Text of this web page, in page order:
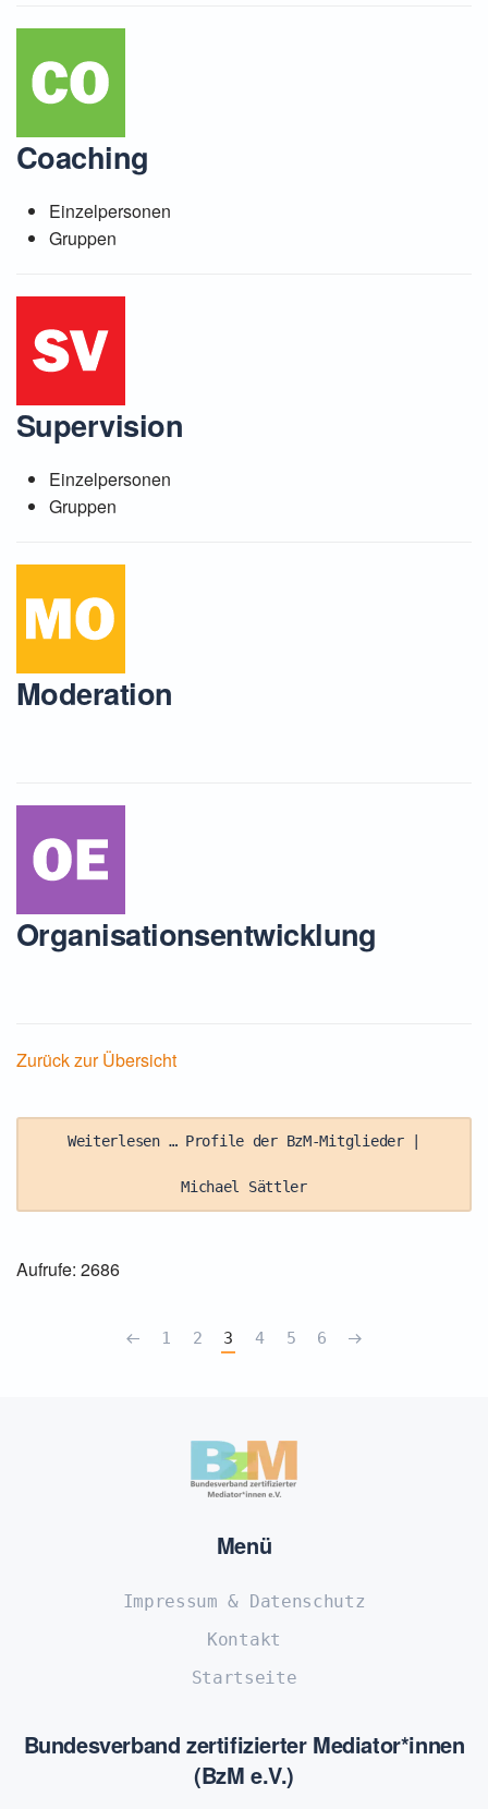
Coaching
Einzelpersonen
Gruppen
Supervision
Einzelpersonen
Gruppen
Moderation
Organisationsentwicklung
Zurück zur Übersicht
Weiterlesen … Profile der BzM-Mitglieder |
Michael Sättler
Aufrufe: 2686
1 2 3 4 5 6
Menü
Impressum & Datenschutz
Kontakt
Startseite
Bundesverband zertifizierter Mediator*innen
(BzM e.V.)